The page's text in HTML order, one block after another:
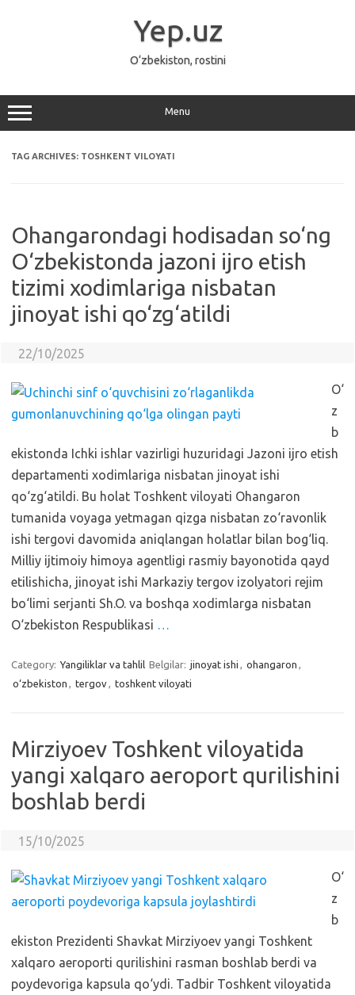
Yep.uz
O‘zbekiston, rostini
Menu
TAG ARCHIVES: TOSHKENT VILOYATI
Ohangarondagi hodisadan so‘ng
O‘zbekistonda jazoni ijro etish
tizimi xodimlariga nisbatan
jinoyat ishi qo‘zg‘atildi
22/10/2025
O‘
z
b
ekistonda Ichki ishlar vazirligi huzuridagi Jazoni ijro etish
departamenti xodimlariga nisbatan jinoyat ishi
qo‘zg‘atildi. Bu holat Toshkent viloyati Ohangaron
tumanida voyaga yetmagan qizga nisbatan zo‘ravonlik
ishi tergovi davomida aniqlangan holatlar bilan bog‘liq.
Milliy ijtimoiy himoya agentligi rasmiy bayonotida qayd
etilishicha, jinoyat ishi Markaziy tergov izolyatori rejim
bo‘limi serjanti Sh.O. va boshqa xodimlarga nisbatan
O‘zbekiston Respublikasi …
Category: Yangiliklar va tahlil Belgilar: jinoyat ishi , ohangaron ,
o‘zbekiston , tergov, toshkent viloyati
Mirziyoev Toshkent viloyatida
yangi xalqaro aeroport qurilishini
boshlab berdi
15/10/2025
O‘
z
b
ekiston Prezidenti Shavkat Mirziyoev yangi Toshkent
xalqaro aeroporti qurilishini rasman boshlab berdi va
poydevoriga kapsula qo‘ydi. Tadbir Toshkent viloyatida